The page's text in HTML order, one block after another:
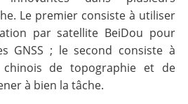
Le premier consiste à utiliser
par satellite BeiDou pour
GNSS ; le second consiste à
de topographie et de
à bien la tâche.